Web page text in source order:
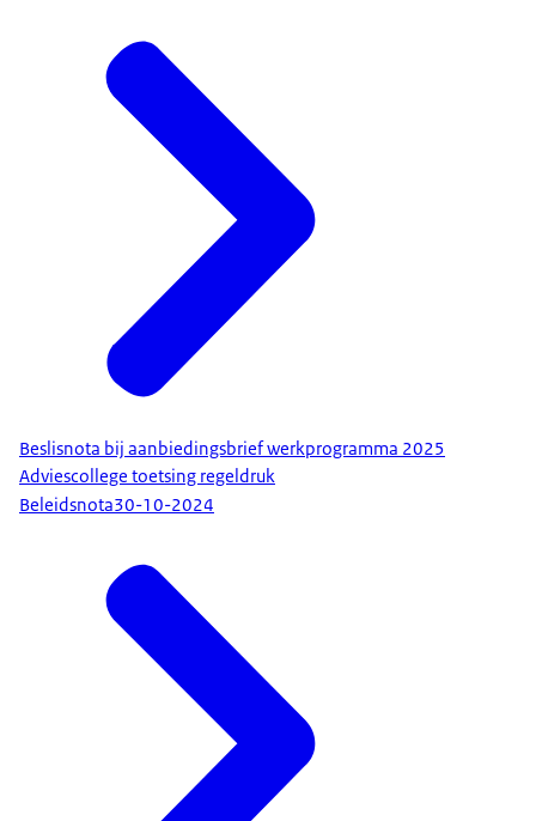
Beslisnota bij aanbiedingsbrief werkprogramma 2025
Adviescollege toetsing regeldruk
Beleidsnota30-10-2024